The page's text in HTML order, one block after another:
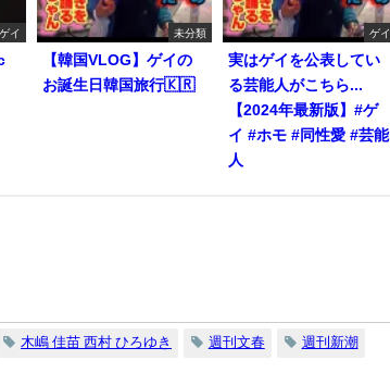
ゲイ 未分類
【韓国VLOG】ゲイの
お誕生日韓国旅行🇰🇷
ゲイ
実はゲイを公表してい
る芸能人がこちら...
【2024年最新版】#ゲ
イ #ホモ #同性愛 #芸能
人
木嶋 佳苗 西村 ひろゆき 週刊文春 週刊新潮